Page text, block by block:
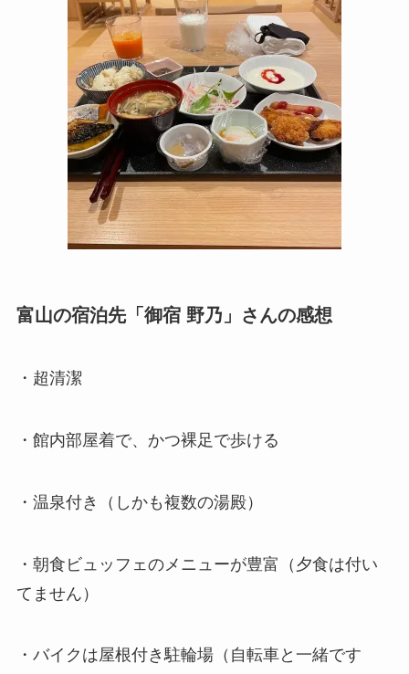
富山の宿泊先「御宿 野乃」さんの感想
・超清潔
・館内部屋着で、かつ裸足で歩ける
・温泉付き（しかも複数の湯殿）
・朝食ビュッフェのメニューが豊富（夕食は付い
てません）
・バイクは屋根付き駐輪場（自転車と一緒です